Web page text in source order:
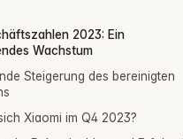
2023: Ein
Wachstum
Steigerung des bereinigten
Xiaomi im Q4 2023?